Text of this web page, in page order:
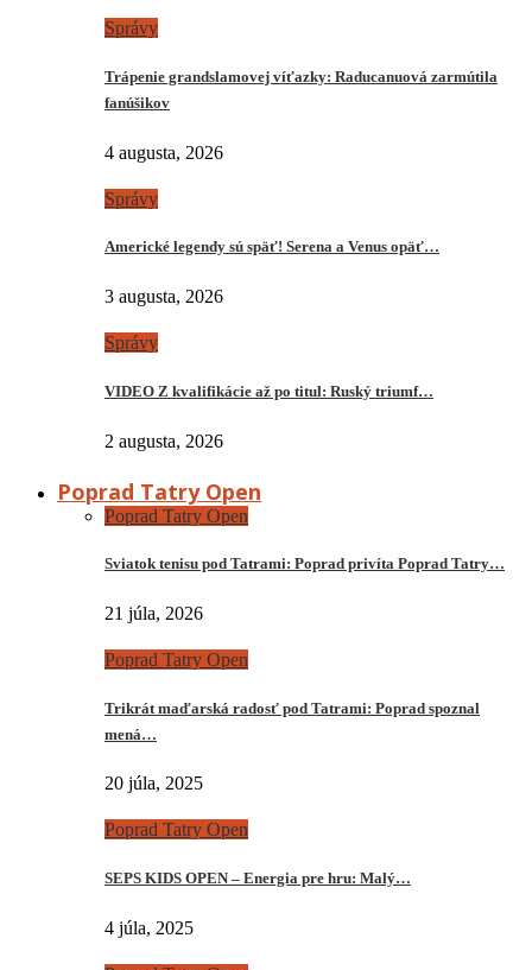
Správy
Trápenie grandslamovej víťazky: Raducanuová zarmútila
fanúšikov
4 augusta, 2026
Správy
Americké legendy sú späť! Serena a Venus opäť…
3 augusta, 2026
Správy
VIDEO Z kvalifikácie až po titul: Ruský triumf…
2 augusta, 2026
Poprad Tatry Open
Poprad Tatry Open
Sviatok tenisu pod Tatrami: Poprad privíta Poprad Tatry…
21 júla, 2026
Poprad Tatry Open
Trikrát maďarská radosť pod Tatrami: Poprad spoznal
mená…
20 júla, 2025
Poprad Tatry Open
SEPS KIDS OPEN – Energia pre hru: Malý…
4 júla, 2025